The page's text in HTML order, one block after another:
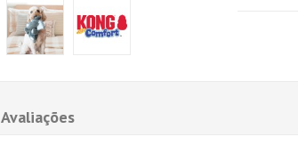
Avaliações